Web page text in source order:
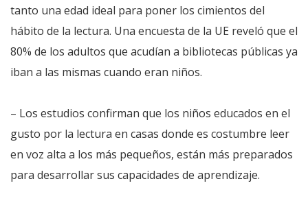
tanto una edad ideal para poner los cimientos del
hábito de la lectura. Una encuesta de la UE reveló que el
80% de los adultos que acudían a bibliotecas públicas ya
iban a las mismas cuando eran niños.
– Los estudios confirman que los niños educados en el
gusto por la lectura en casas donde es costumbre leer
en voz alta a los más pequeños, están más preparados
para desarrollar sus capacidades de aprendizaje.